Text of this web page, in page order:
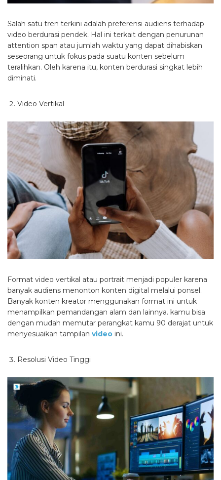
Salah satu tren terkini adalah preferensi audiens terhadap
video berdurasi pendek. Hal ini terkait dengan penurunan
attention span atau jumlah waktu yang dapat dihabiskan
seseorang untuk fokus pada suatu konten sebelum
teralihkan. Oleh karena itu, konten berdurasi singkat lebih
diminati.
Video Vertikal
Format video vertikal atau portrait menjadi populer karena
banyak audiens menonton konten digital melalui ponsel.
Banyak konten kreator menggunakan format ini untuk
menampilkan pemandangan alam dan lainnya. kamu bisa
dengan mudah memutar perangkat kamu 90 derajat untuk
menyesuaikan tampilan video ini.
Resolusi Video Tinggi